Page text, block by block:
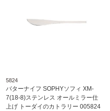
5824
バターナイフ SOPHYソフィ XM-
7(18-8)ステンレス オールミラー仕
上げ トーダイのカトラリー 005824